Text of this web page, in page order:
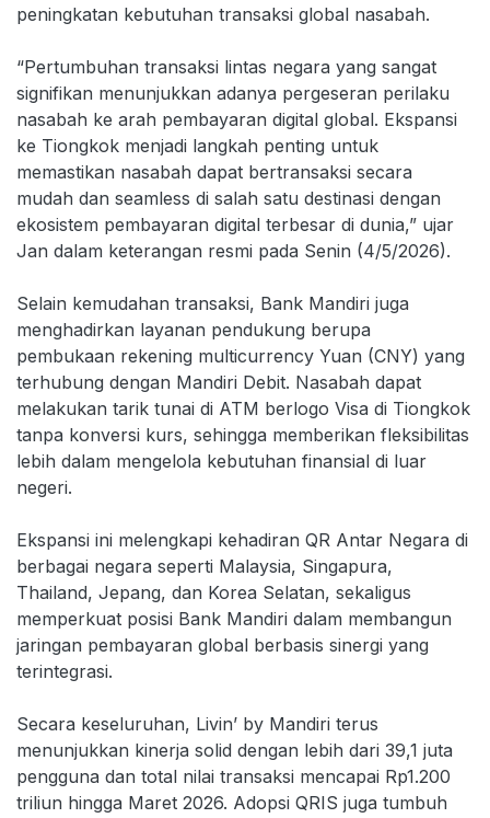
peningkatan kebutuhan transaksi global nasabah.
“Pertumbuhan transaksi lintas negara yang sangat
signifikan menunjukkan adanya pergeseran perilaku
nasabah ke arah pembayaran digital global. Ekspansi
ke Tiongkok menjadi langkah penting untuk
memastikan nasabah dapat bertransaksi secara
mudah dan seamless di salah satu destinasi dengan
ekosistem pembayaran digital terbesar di dunia,” ujar
Jan dalam keterangan resmi pada Senin (4/5/2026).
Selain kemudahan transaksi, Bank Mandiri juga
menghadirkan layanan pendukung berupa
pembukaan rekening multicurrency Yuan (CNY) yang
terhubung dengan Mandiri Debit. Nasabah dapat
melakukan tarik tunai di ATM berlogo Visa di Tiongkok
tanpa konversi kurs, sehingga memberikan fleksibilitas
lebih dalam mengelola kebutuhan finansial di luar
negeri.
Ekspansi ini melengkapi kehadiran QR Antar Negara di
berbagai negara seperti Malaysia, Singapura,
Thailand, Jepang, dan Korea Selatan, sekaligus
memperkuat posisi Bank Mandiri dalam membangun
jaringan pembayaran global berbasis sinergi yang
terintegrasi.
Secara keseluruhan, Livin’ by Mandiri terus
menunjukkan kinerja solid dengan lebih dari 39,1 juta
pengguna dan total nilai transaksi mencapai Rp1.200
triliun hingga Maret 2026. Adopsi QRIS juga tumbuh